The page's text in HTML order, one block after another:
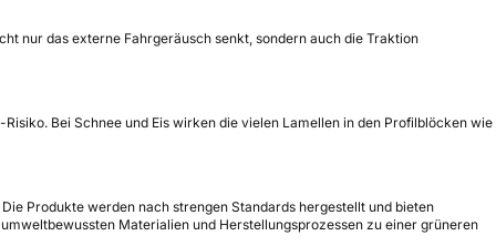
nur das externe Fahrgeräusch senkt, sondern auch die Traktion
Bei Schnee und Eis wirken die vielen Lamellen in den Profilblöcken wie
Produkte werden nach strengen Standards hergestellt und bieten
Materialien und Herstellungsprozessen zu einer grüneren